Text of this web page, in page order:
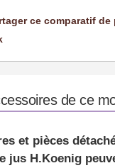
ce comparatif
de ce
et pièces
jus H.Koenig